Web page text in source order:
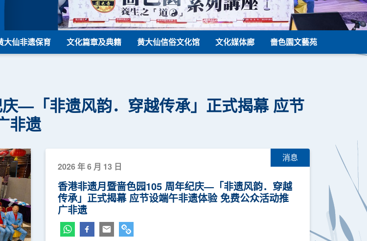
大仙非遗保育 文化篇章及典籍 黄大仙信俗文化馆 文化媒体廊 嗇色園文藝苑
—「非遗风韵．穿越传承」正式揭幕 应节
非遗
下一页
消息
2026 年 6 月 13 日
香港非遗月暨啬色园105 周年纪庆—「非遗风韵．穿越
传承」正式揭幕 应节设端午非遗体验 免费公众活动推
广非遗